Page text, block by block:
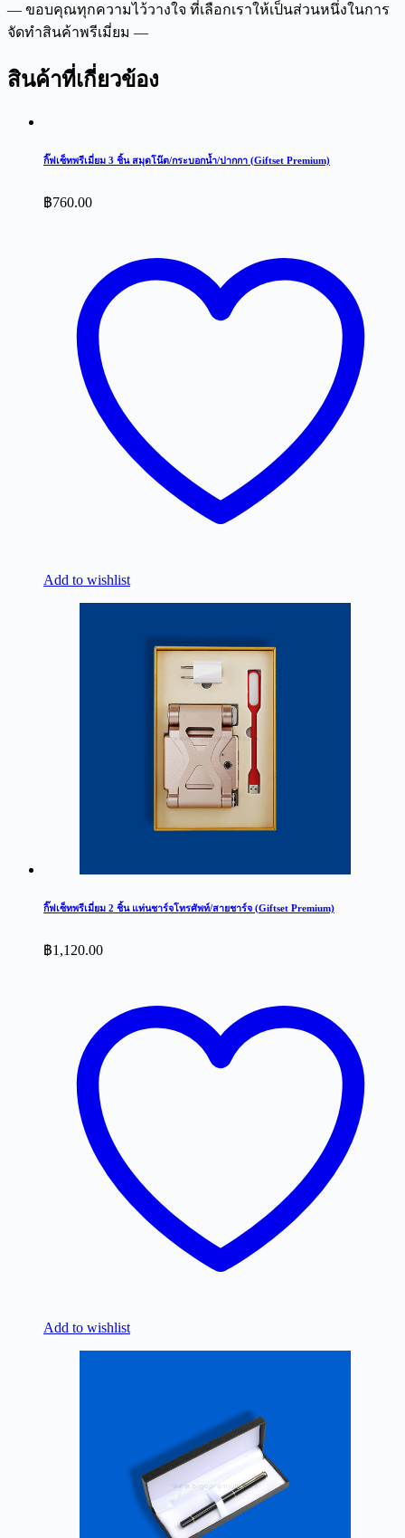
— ขอบคุณทุกความไว้วางใจ ที่เลือกเราให้เป็นส่วนหนึ่งในการ
จัดทำสินค้าพรีเมี่ยม —
สินค้าที่เกี่ยวข้อง
กิ๊ฟเซ็ทพรีเมี่ยม 3 ชิ้น สมุดโน๊ต/กระบอกน้ำ/ปากกา (Giftset Premium)
฿760.00
Add to wishlist
กิ๊ฟเซ็ทพรีเมี่ยม 2 ชิ้น แท่นชาร์จโทรศัพท์/สายชาร์จ (Giftset Premium)
฿1,120.00
Add to wishlist